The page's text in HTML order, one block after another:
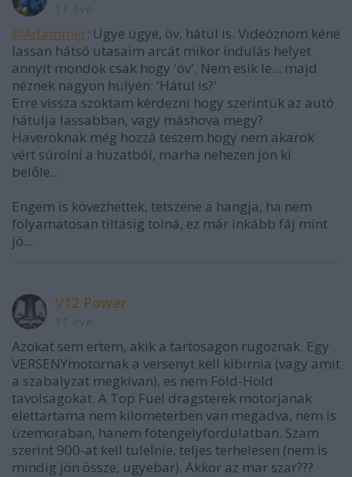
@Adammer: Ugye ugye, öv, hátul is. Videóznom kéne
lassan hátsó utasaim arcát mikor indulás helyet
annyit mondok csak hogy 'öv'. Nem esik le... majd
néznek nagyon hülyén: 'Hátul is?'
Erre vissza szoktam kérdezni hogy szerintük az autó
hátulja lassabban, vagy máshova megy?
Haveroknak még hozzá teszem hogy nem akarok
vért súrolni a huzatból, marha nehezen jön ki
belőle...
Engem is kövezhettek, tetszene a hangja, ha nem
folyamatosan tiltásig tolná, ez már inkább fáj mint
jó...
V12 Power
Azokat sem ertem, akik a tartosagon rugoznak. Egy
VERSENYmotornak a versenyt kell kibirnia (vagy amit
a szabalyzat megkivan), es nem Föld-Hold
tavolsagokat. A Top Fuel dragsterek motorjanak
elettartama nem kilometerben van megadva, nem is
üzemoraban, hanem fötengelyfordulatban. Szam
szerint 900-at kell tulelnie, teljes terhelesen (nem is
mindig jön össze, ugyebar). Akkor az mar szar???